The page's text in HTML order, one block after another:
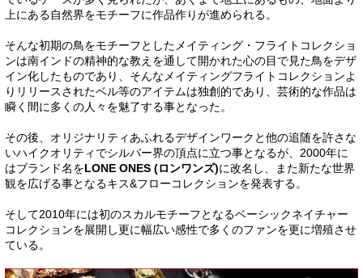
上にある自然界をモチーフに作品作りが進められる。
そんな初期の鳥をモチーフとしたメイティング・フライトコレクショ
ンは南インドの精神的な教えを通して開かれた心の目で見た鳥をデザ
イン化したものであり、そんなメイティングフライトコレクションよ
りリリースされたベル等のアイテムは独創的であり、芸術的な作品は
瞬く間に多くの人々を魅了する事となった。
その後、オリジナリティあふれるデザインワークと他の追随を許さな
いハイクオリティでシルバー界の頂点に立つ事となるが、2000年に
はブランド名をLONE ONES (ロンワンズ)に改名し、また新たな世界
観を広げる事となるキス&フローコレクションを発表する。
そして2010年には初のスカルモチーフとなるベーシックネイチャー
コレクションを展開し更に幅広い感性で多くのファンを更に増殖させ
ている。